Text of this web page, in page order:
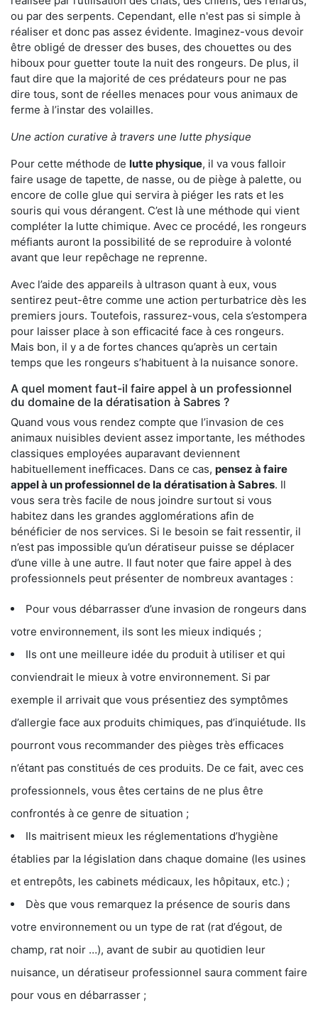
ou par des serpents. Cependant, elle n'est pas si simple à
réaliser et donc pas assez évidente. Imaginez-vous devoir
être obligé de dresser des buses, des chouettes ou des
hiboux pour guetter toute la nuit des rongeurs. De plus, il
faut dire que la majorité de ces prédateurs pour ne pas
dire tous, sont de réelles menaces pour vous animaux de
ferme à l’instar des volailles.
Une action curative à travers une lutte physique
Pour cette méthode de lutte physique, il va vous falloir
faire usage de tapette, de nasse, ou de piège à palette, ou
encore de colle glue qui servira à piéger les rats et les
souris qui vous dérangent. C’est là une méthode qui vient
compléter la lutte chimique. Avec ce procédé, les rongeurs
méfiants auront la possibilité de se reproduire à volonté
avant que leur repêchage ne reprenne.
Avec l’aide des appareils à ultrason quant à eux, vous
sentirez peut-être comme une action perturbatrice dès les
premiers jours. Toutefois, rassurez-vous, cela s’estompera
pour laisser place à son efficacité face à ces rongeurs.
Mais bon, il y a de fortes chances qu’après un certain
temps que les rongeurs s’habituent à la nuisance sonore.
A quel moment faut-il faire appel à un professionnel
du domaine de la dératisation à Sabres ?
Quand vous vous rendez compte que l’invasion de ces
animaux nuisibles devient assez importante, les méthodes
classiques employées auparavant deviennent
habituellement inefficaces. Dans ce cas, pensez à faire
appel à un professionnel de la dératisation à Sabres. Il
vous sera très facile de nous joindre surtout si vous
habitez dans les grandes agglomérations afin de
bénéficier de nos services. Si le besoin se fait ressentir, il
n’est pas impossible qu’un dératiseur puisse se déplacer
d’une ville à une autre. Il faut noter que faire appel à des
professionnels peut présenter de nombreux avantages :
Pour vous débarrasser d’une invasion de rongeurs dans
votre environnement, ils sont les mieux indiqués ;
Ils ont une meilleure idée du produit à utiliser et qui
conviendrait le mieux à votre environnement. Si par
exemple il arrivait que vous présentiez des symptômes
d’allergie face aux produits chimiques, pas d’inquiétude. Ils
pourront vous recommander des pièges très efficaces
n’étant pas constitués de ces produits. De ce fait, avec ces
professionnels, vous êtes certains de ne plus être
confrontés à ce genre de situation ;
Ils maitrisent mieux les réglementations d’hygiène
établies par la législation dans chaque domaine (les usines
et entrepôts, les cabinets médicaux, les hôpitaux, etc.) ;
Dès que vous remarquez la présence de souris dans
votre environnement ou un type de rat (rat d’égout, de
champ, rat noir …), avant de subir au quotidien leur
nuisance, un dératiseur professionnel saura comment faire
pour vous en débarrasser ;